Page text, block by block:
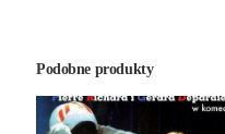
Podobne produkty